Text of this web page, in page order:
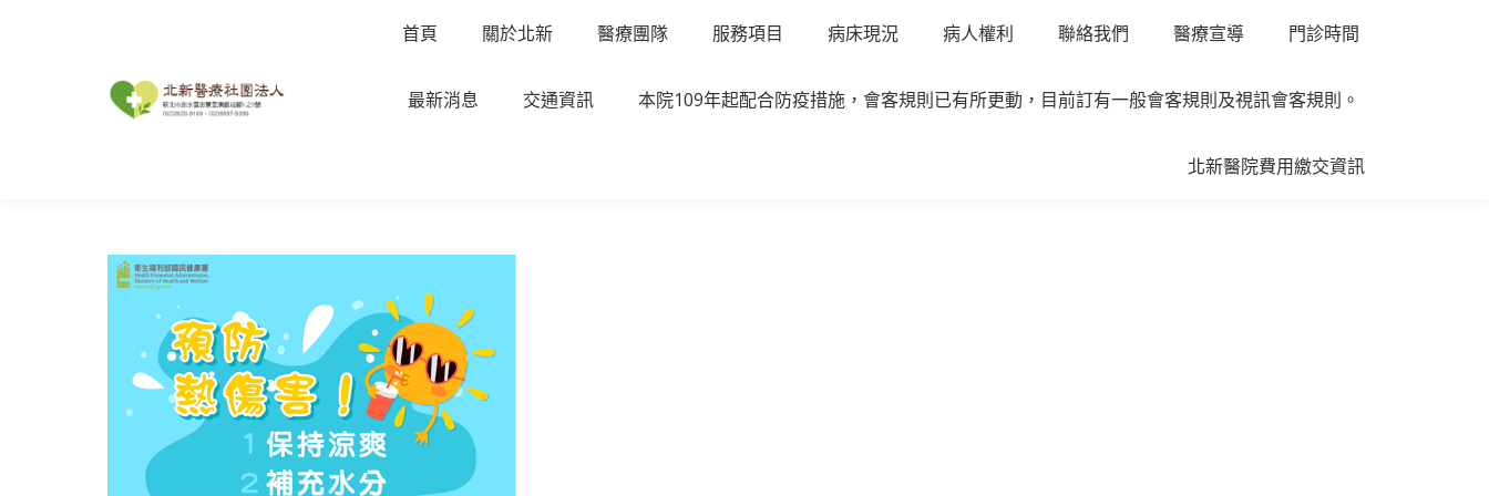
首頁 關於北新 醫療團隊 服務項目 病床現況 病人權利 聯絡我們 醫療宣導 門診時間
最新消息 交通資訊 本院109年起配合防疫措施，會客規則已有所更動，目前訂有一般會客規則及視訊會客規則。
北新醫院費用繳交資訊